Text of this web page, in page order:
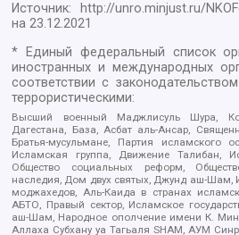
Источник: http://unro.minjust.ru/
на23.12.2021
* Единый федеральный список
иностранных и международных
соответствии с
террористическими:
Высший военный Маджлисуль Шура,
Дагестана, База, Асбат аль-Ансар,
Братья-мусульмане, Партия исламского
Исламская группа, Движение Талибан,
Общество социальных реформ,
наследия, Дом двух святых, Джунд аш-
моджахедов, Аль-Каида в странах
АБТО, Правый сектор, Исламское
аш-Шам, Народное ополчение имени К.
Аллаха Субхану уа Тагьаля SHAM, АУМ